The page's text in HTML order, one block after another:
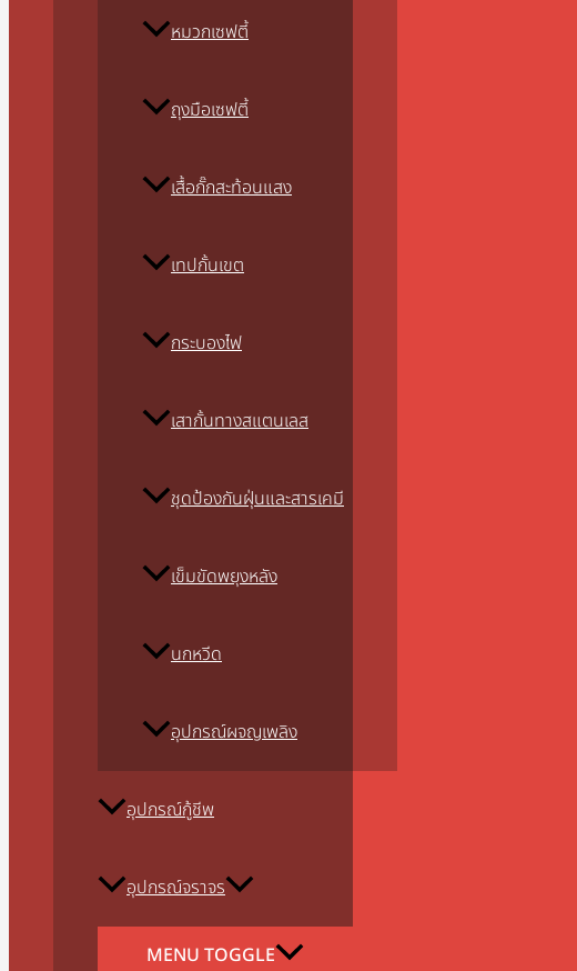
หมวกเซฟตี้
ถุงมือเซฟตี้
เสื้อกั๊กสะท้อนแสง
เทปกั้นเขต
กระบองไฟ
เสากั้นทางสแตนเลส
ชุดป้องกันฝุ่นและสารเคมี
เข็มขัดพยุงหลัง
นกหวีด
อุปกรณ์ผจญเพลิง
อุปกรณ์กู้ชีพ
อุปกรณ์จราจร
MENU TOGGLE